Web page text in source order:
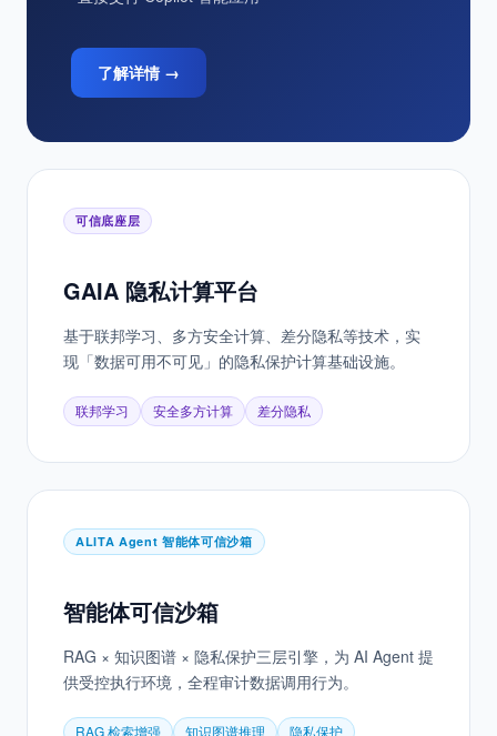
OBAC 语义级访问控制
五阶段智能体全生命周期
可信底座层
GAIA 隐私计算平台
ALITA Agent 智能体可信沙箱
智能体可信沙箱